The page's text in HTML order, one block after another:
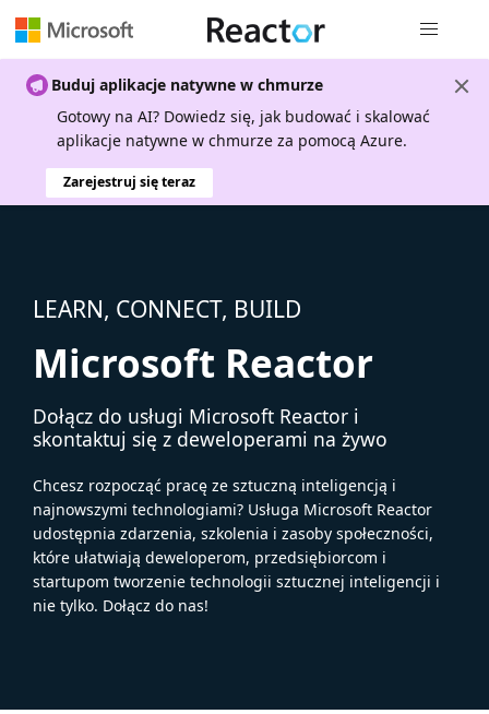
Buduj aplikacje natywne w chmurze
Gotowy na AI? Dowiedz się, jak budować i skalować
aplikacje natywne w chmurze za pomocą Azure.
Zarejestruj się teraz
LEARN, CONNECT, BUILD
Microsoft Reactor
Dołącz do usługi Microsoft Reactor i
skontaktuj się z deweloperami na żywo
Chcesz rozpocząć pracę ze sztuczną inteligencją i
najnowszymi technologiami? Usługa Microsoft Reactor
udostępnia zdarzenia, szkolenia i zasoby społeczności,
które ułatwiają deweloperom, przedsiębiorcom i
startupom tworzenie technologii sztucznej inteligencji i
nie tylko. Dołącz do nas!